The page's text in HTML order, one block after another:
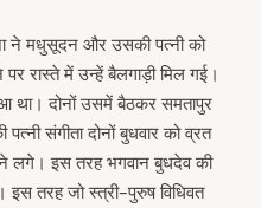
ने मधुसूदन और उसकी पत्नी को
रास्ते में उन्हें बैलगाड़ी मिल गई।
था। दोनों उसमें बैठकर समतापुर
संगीता दोनों बुधवार को व्रत
लगे। इस तरह भगवान बुधदेव की
तरह जो स्त्री-पुरुष विधिवत